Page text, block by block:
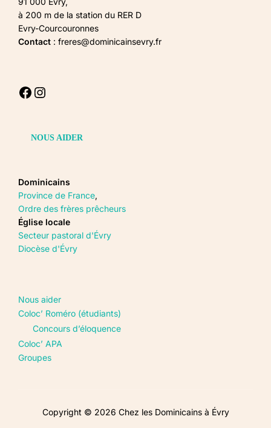
à 200 m de la station du RER D
Evry-Courcouronnes
Contact : freres@dominicainsevry.fr
Facebook
Instagram
NOUS AIDER
Dominicains
Province de France,
Ordre des frères prêcheurs
Église locale
Secteur pastoral d'Évry
Diocèse d'Évry
Nous aider
Coloc’ Roméro (étudiants)
Concours d’éloquence
Coloc’ APA
Groupes
Copyright © 2026 Chez les Dominicains à Évry